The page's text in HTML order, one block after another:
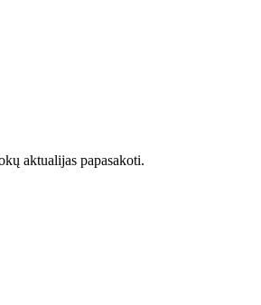
aktualijas papasakoti.